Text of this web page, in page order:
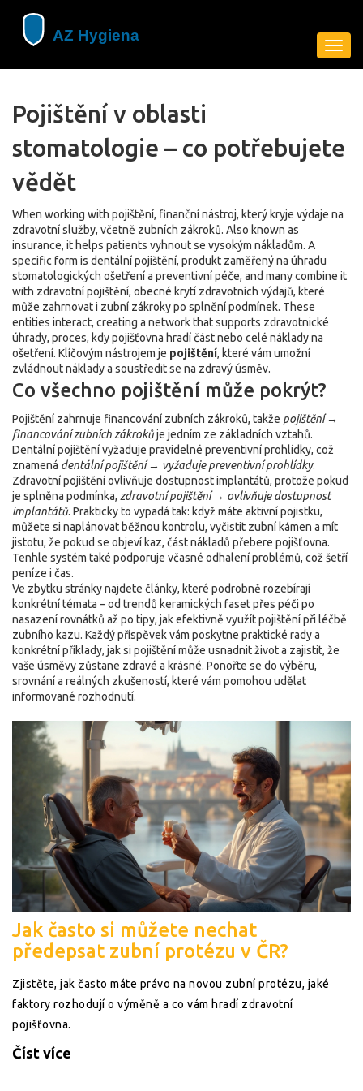
Pojištění v oblasti
stomatologie – co potřebujete
vědět
When working with pojištění, finanční nástroj, který kryje výdaje na
zdravotní služby, včetně zubních zákroků. Also known as
insurance, it helps patients vyhnout se vysokým nákladům. A
specific form is dentální pojištění, produkt zaměřený na úhradu
stomatologických ošetření a preventivní péče, and many combine it
with zdravotní pojištění, obecné krytí zdravotních výdajů, které
může zahrnovat i zubní zákroky po splnění podmínek. These
entities interact, creating a network that supports zdravotnické
úhrady, proces, kdy pojišťovna hradí část nebo celé náklady na
ošetření. Klíčovým nástrojem je pojištění, které vám umožní
zvládnout náklady a soustředit se na zdravý úsměv.
Co všechno pojištění může pokrýt?
Pojištění zahrnuje financování zubních zákroků, takže pojištění →
financování zubních zákrokůje jedním ze základních vztahů.
Dentální pojištění vyžaduje pravidelné preventivní prohlídky, což
znamená dentální pojištění → vyžaduje preventivní prohlídky.
Zdravotní pojištění ovlivňuje dostupnost implantátů, protože pokud
je splněna podmínka, zdravotní pojištění → ovlivňuje dostupnost
implantátů. Prakticky to vypadá tak: když máte aktivní pojistku,
můžete si naplánovat běžnou kontrolu, vyčistit zubní kámen a mít
jistotu, že pokud se objeví kaz, část nákladů přebere pojišťovna.
Tenhle systém také podporuje včasné odhalení problémů, což šetří
peníze i čas.
Ve zbytku stránky najdete články, které podrobně rozebírají
konkrétní témata – od trendů keramických faset přes péči po
nasazení rovnátků až po tipy, jak efektivně využít pojištění při léčbě
zubního kazu. Každý příspěvek vám poskytne praktické rady a
konkrétní příklady, jak si pojištění může usnadnit život a zajistit, že
vaše úsměvy zůstane zdravé a krásné. Ponořte se do výběru,
srovnání a reálných zkušeností, které vám pomohou udělat
informované rozhodnutí.
Jak často si můžete nechat
předepsat zubní protézu v ČR?
Zjistěte, jak často máte právo na novou zubní protézu, jaké
faktory rozhodují o výměně a co vám hradí zdravotní
pojišťovna.
Číst více